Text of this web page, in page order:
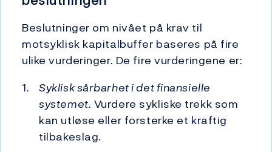
Beslutninger om nivået på krav til
motsyklisk kapitalbuffer baseres på fire
ulike vurderinger. De fire vurderingene er:
Syklisk sårbarhet i det finansielle
systemet. Vurdere sykliske trekk som
kan utløse eller forsterke et kraftig
tilbakeslag.